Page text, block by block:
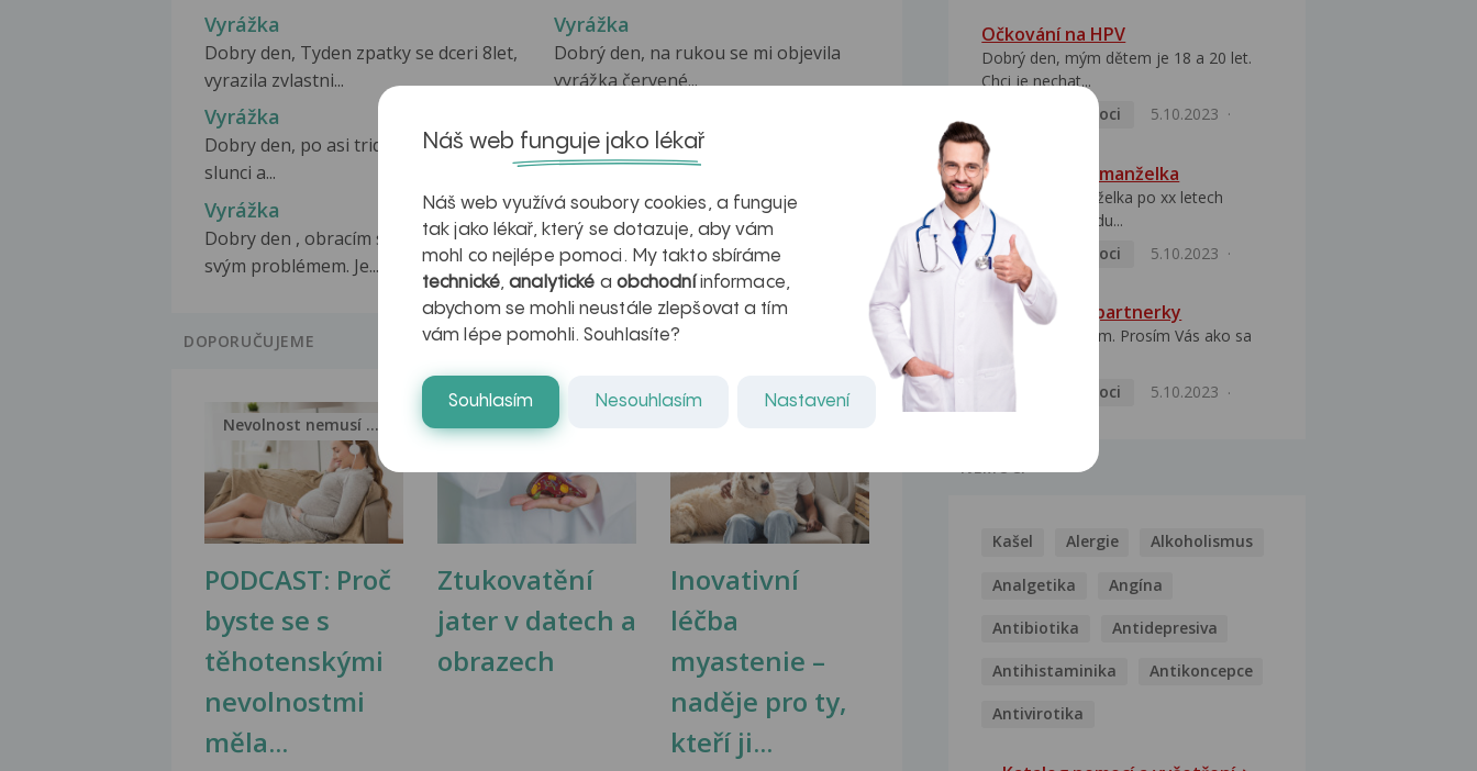
Vyrážka
Dobry den, Tyden zpatky se dceri 8let,
vyrazila zvlastni...
Vyrážka
Dobrý den, na rukou se mi objevila
vyrážka červené...
Vyrážka
Dobry den, po asi tridenni expozici na
slunci a...
Dobry chci se zeptat zed prodelavam
chripku uz tak...
Vyrážka
Dobry den , obracím se na Vás se
svým problémem. Je...
Vyrážka
Dobrý den, asi před týdnem se mi
udělala vyrážka na...
DOPORUČUJEME
PODCAST: Proč
byste se s
těhotenskými
nevolnostmi
měla...
Nevolnost nemusí být nutnou...
Ztukovatění
jater v datech a
obrazech
Jak na zdravá játra?
Inovativní
léčba
myastenie –
naděje pro ty,
kteří ji...
Očkování na HPV
Dobrý den, mým dětem je 18 a 20 let.
Chci je nechat...
Pohlavní nemoci
5.10.2023
HPV pozitivní manželka
Dobrý den, manželka po xx letech
přivezla z Východu...
Pohlavní nemoci
5.10.2023
HPV typ 52 u partnerky
Dobrý deň prajem. Prosím Vás ako sa
Pohlavní nemoci
5.10.2023
NEMOCI
Kašel Alergie Alkoholismus
Analgetika Angína
Antibiotika Antidepresiva
Antihistaminika Antikoncepce
Antivirotika
Náš web funguje jako lékař
Náš web využívá soubory cookies, a funguje
tak jako lékař, který se dotazuje, aby vám
mohl co nejlépe pomoci. My takto sbíráme
technické,analytické a obchodníinformace,
abychom se mohli neustále zlepšovat a tím
vám lépe pomohli. Souhlasíte?
Souhlasím Nesouhlasím Nastavení